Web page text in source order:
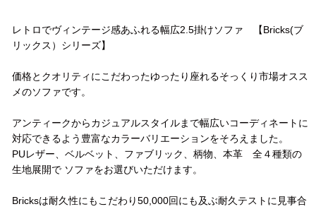
レトロでヴィンテージ感あふれる幅広2.5掛けソファ 【Bricks(ブ
リックス）シリーズ】
価格とクオリティにこだわったゆったり座れるそっくり市場オスス
メのソファです。
アンティークからカジュアルスタイルまで幅広いコーディネートに
対応できるよう豊富なカラーバリエーションをそろえました。
PUレザー、ベルベット、ファブリック、柄物、本革 全４種類の
生地展開で ソファをお選びいただけます。
Bricksは耐久性にもこだわり50,000回にも及ぶ耐久テストに見事合